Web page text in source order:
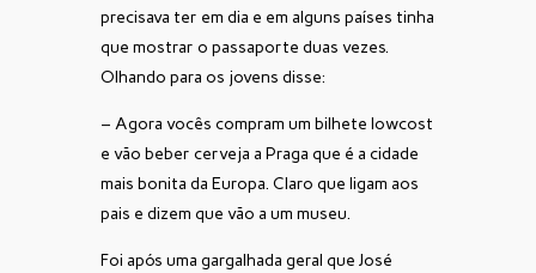
precisava ter em dia e em alguns países tinha
que mostrar o passaporte duas vezes.
Olhando para os jovens disse:
– Agora vocês compram um bilhete lowcost
e vão beber cerveja a Praga que é a cidade
mais bonita da Europa. Claro que ligam aos
pais e dizem que vão a um museu.
Foi após uma gargalhada geral que José